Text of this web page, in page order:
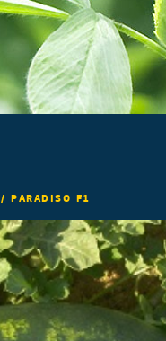
/PARADISO F1